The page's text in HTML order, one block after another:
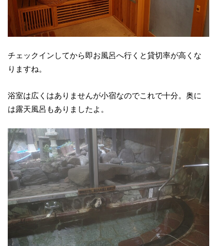
チェックインしてから即お風呂へ行くと貸切率が高くな
りますね。
浴室は広くはありませんが小宿なのでこれで十分。奥に
は露天風呂もありましたよ。